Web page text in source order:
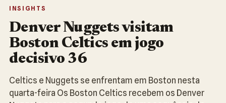
INSIGHTS
Denver Nuggets visitam
Boston Celtics em jogo
decisivo 36
Celtics e Nuggets se enfrentam em Boston nesta
quarta-feira Os Boston Celtics recebem os Denver